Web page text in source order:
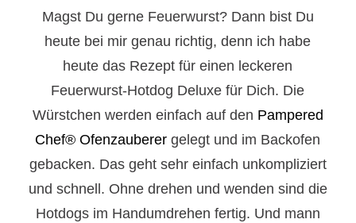
Magst Du gerne Feuerwurst? Dann bist Du
heute bei mir genau richtig, denn ich habe
heute das Rezept für einen leckeren
Feuerwurst-Hotdog Deluxe für Dich. Die
Würstchen werden einfach auf den Pampered
Chef® Ofenzauberer gelegt und im Backofen
gebacken. Das geht sehr einfach unkompliziert
und schnell. Ohne drehen und wenden sind die
Hotdogs im Handumdrehen fertig. Und mann